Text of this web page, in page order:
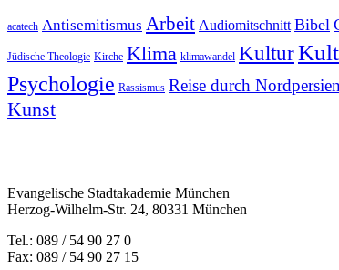
acatech Antisemitismus Arbeit Audiomitschnitt Bibel
Jüdische Theologie Kirche Klima klimawandel Kultur
Psychologie Rassismus Reise durch Nordpersien
Kunst
Evangelische Stadtakademie München
Herzog-Wilhelm-Str. 24, 80331 München
Tel.: 089 / 54 90 27 0
Fax: 089 / 54 90 27 15